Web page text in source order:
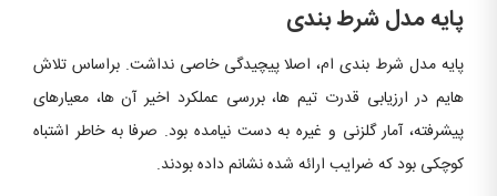
پایه مدل شرط بندی
پایه مدل شرط بندی ام، اصلا پیچیدگی خاصی نداشت. براساس تلاش
هایم در ارزیابی قدرت تیم ها، بررسی عملکرد اخیر آن ها، معیارهای
پیشرفته، آمار گلزنی و غیره به دست نیامده بود. صرفا به خاطر اشتباه
کوچکی بود که ضرایب ارائه شده نشانم داده بودند.